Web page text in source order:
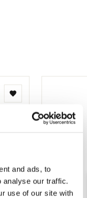
and ads, to
analyse our traffic.
use of our site with
Toevoegen
verlanglijst